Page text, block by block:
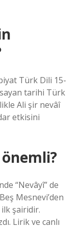
Türk Dili 15-
tarihi Türk
Ali şir nevâî
etkisini
“Nevâyî” de
Mesnevi’den
şairidir.
Lirik ve canlı